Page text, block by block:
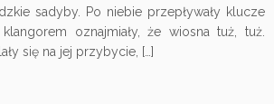
sadyby. Po niebie przepływały klucze
oznajmiały, że wiosna tuż, tuż.
się na jej przybycie, […]